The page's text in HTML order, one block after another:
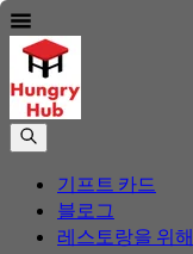
기프트 카드
블로그
레스토랑을 위해